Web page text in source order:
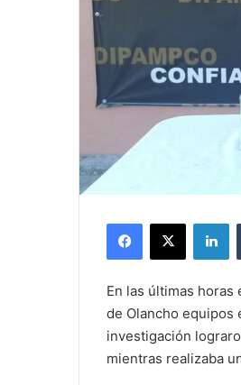
Facebook
X
En las últimas
de Olancho equipos
investigación
mientras realizaba